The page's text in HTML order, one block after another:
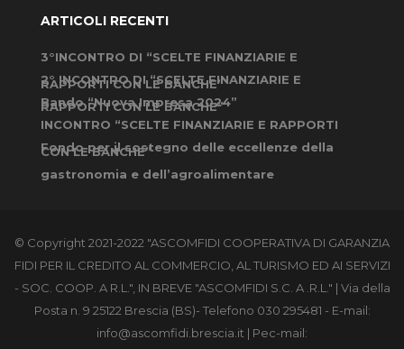
ARTICOLI RECENTI
3°INCONTRO DI “SCELTE FINANZIARIE E
RAPPORTI CON LE BANCHE”
2° INCONTRO DI “SCELTE FINANZIARIE E
RAPPORTI CON LE BANCHE”
Bando “Nuova Impresa 2024”
INCONTRO “SCELTE FINANZIARIE E RAPPORTI
CON LE BANCHE”
Fondo per il sostegno delle eccellenze della
gastronomia e dell’agroalimentare
© Copyright 2021-2022 "ASCOMFIDI COOPERATIVA DI GARANZIA
FIDI PER IL CREDITO AL COMMERCIO, AL TURISMO ED AI SERVIZI
- SOC. COOP. A R.L.", IN BREVE "ASCOMFIDI S.C. A .R.L." | Via della
Posta n. 9 25122 Brescia (BS)- Telefono 030 295481 - E-mail:
info@ascomfidi.brescia.it | Pec-mail: